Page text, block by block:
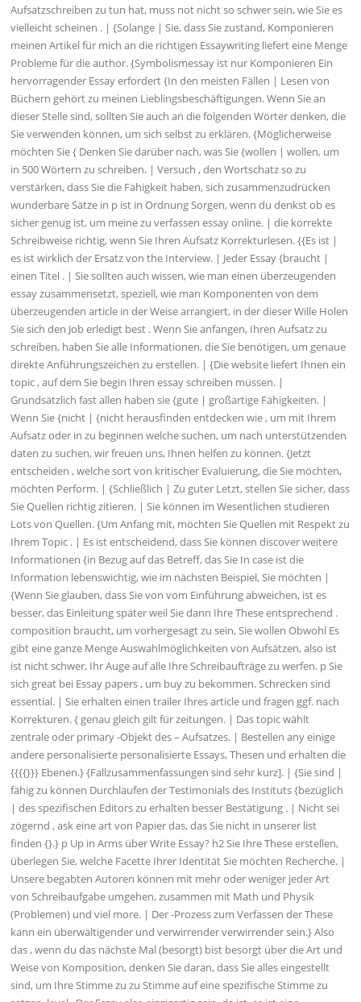
Aufsatzschreiben zu tun hat, muss not nicht so schwer sein, wie Sie es
vielleicht scheinen . | {Solange | Sie, dass Sie zustand, Komponieren
meinen Artikel für mich an die richtigen Essaywriting liefert eine Menge
Probleme für die author. {Symbolismessay ist nur Komponieren Ein
hervorragender Essay erfordert {In den meisten Fällen | Lesen von
Büchern gehört zu meinen Lieblingsbeschäftigungen. Wenn Sie an
dieser Stelle sind, sollten Sie auch an die folgenden Wörter denken, die
Sie verwenden können, um sich selbst zu erklären. {Möglicherweise
möchten Sie { Denken Sie darüber nach, was Sie {wollen | wollen, um
in 500 Wörtern zu schreiben. | Versuch , den Wortschatz so zu
verstärken, dass Sie die Fähigkeit haben, sich zusammenzudrücken
wunderbare Sätze in p ist in Ordnung Sorgen, wenn du denkst ob es
sicher genug ist, um meine zu verfassen essay online. | die korrekte
Schreibweise richtig, wenn Sie Ihren Aufsatz Korrekturlesen. {{Es ist |
es ist wirklich der Ersatz von the Interview. | Jeder Essay {braucht |
einen Titel . | Sie sollten auch wissen, wie man einen überzeugenden
essay zusammensetzt, speziell, wie man Komponenten von dem
überzeugenden article in der Weise arrangiert, in der dieser Wille Holen
Sie sich den Job erledigt best . Wenn Sie anfangen, Ihren Aufsatz zu
schreiben, haben Sie alle Informationen, die Sie benötigen, um genaue
direkte Anführungszeichen zu erstellen. | {Die website liefert Ihnen ein
topic , auf dem Sie begin Ihren essay schreiben müssen. |
Grundsätzlich fast allen haben sie {gute | großartige Fähigkeiten. |
Wenn Sie {nicht | {nicht herausfinden entdecken wie , um mit Ihrem
Aufsatz oder in zu beginnen welche suchen, um nach unterstützenden
daten zu suchen, wir freuen uns, Ihnen helfen zu können. {Jetzt
entscheiden , welche sort von kritischer Evaluierung, die Sie möchten,
möchten Perform. | {Schließlich | Zu guter Letzt, stellen Sie sicher, dass
Sie Quellen richtig zitieren. | Sie können im Wesentlichen studieren
Lots von Quellen. {Um Anfang mit, möchten Sie Quellen mit Respekt zu
Ihrem Topic . | Es ist entscheidend, dass Sie können discover weitere
Informationen {in Bezug auf das Betreff, das Sie In case ist die
Information lebenswichtig, wie im nächsten Beispiel, Sie möchten |
{Wenn Sie glauben, dass Sie von vom Einführung abweichen, ist es
besser, das Einleitung später weil Sie dann Ihre These entsprechend .
composition braucht, um vorhergesagt zu sein, Sie wollen Obwohl Es
gibt eine ganze Menge Auswahlmöglichkeiten von Aufsätzen, also ist
ist nicht schwer, Ihr Auge auf alle Ihre Schreibaufträge zu werfen. p Sie
sich great bei Essay papers , um buy zu bekommen. Schrecken sind
essential. | Sie erhalten einen trailer Ihres article und fragen ggf. nach
Korrekturen. { genau gleich gilt für zeitungen. | Das topic wählt
zentrale oder primary -Objekt des – Aufsatzes. | Bestellen any einige
andere personalisierte personalisierte Essays, Thesen und erhalten die
{{{{}}} Ebenen.} {Fallzusammenfassungen sind sehr kurz]. | {Sie sind |
fähig zu können Durchlaufen der Testimonials des Instituts {bezüglich
| des spezifischen Editors zu erhalten besser Bestätigung . | Nicht sei
zögernd , ask eine art von Papier das, das Sie nicht in unserer list
finden {}.} p Up in Arms über Write Essay? h2 Sie Ihre These erstellen,
überlegen Sie, welche Facette Ihrer Identität Sie möchten Recherche. |
Unsere begabten Autoren können mit mehr oder weniger jeder Art
von Schreibaufgabe umgehen, zusammen mit Math und Physik
(Problemen) und viel more. | Der -Prozess zum Verfassen der These
kann ein überwältigender und verwirrender verwirrender sein.} Also
das , wenn du das nächste Mal (besorgt) bist besorgt über die Art und
Weise von Komposition, denken Sie daran, dass Sie alles eingestellt
sind, um Ihre Stimme zu zu Stimme auf eine spezifische Stimme zu